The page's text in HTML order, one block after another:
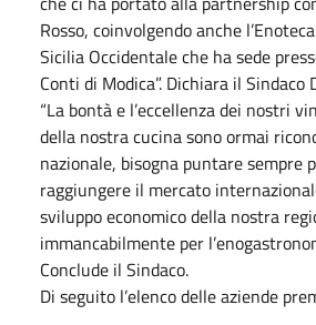
Rosso, coinvolgendo anche
Sicilia Occidentale che ha sede
Conti di Modica”. Dichiara il Sindaco
“La bontà e l’eccellenza dei nostri
della nostra cucina sono ormai
nazionale, bisogna puntare sempre
raggiungere il mercato
sviluppo economico della nostra
immancabilmente per
Conclude il Sindaco.
Di seguito l’elenco delle aziende